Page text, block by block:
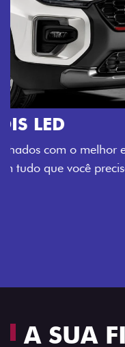
O
PORTAS
Todo mundo pode
A SUA